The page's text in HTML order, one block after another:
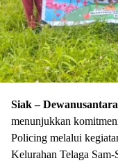
Siak –
menunjukkan
Policing melalui
Kelurahan Telaga